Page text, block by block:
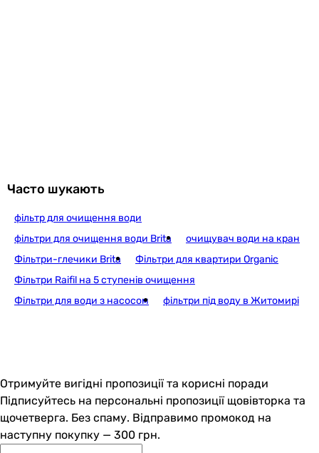
9 995 Купити
15 590грн
Часто шукають
фільтр для очищення води
фільтри для очищення води Brita
очищувач води на кран
Фільтри-глечики Brita
Фільтри для квартири Organic
Фільтри Raifil на 5 ступенів очищення
Фільтри для води з насосом
фільтри під воду в Житомирі
Отримуйте вигідні пропозиції та корисні поради
Підписуйтесь на персональні пропозиції щовівторка та
щочетверга. Без спаму. Відправимо промокод на
наступну покупку — 300 грн.